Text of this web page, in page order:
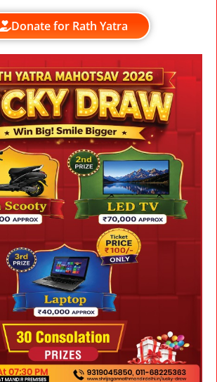
Donate for Rath Yatra